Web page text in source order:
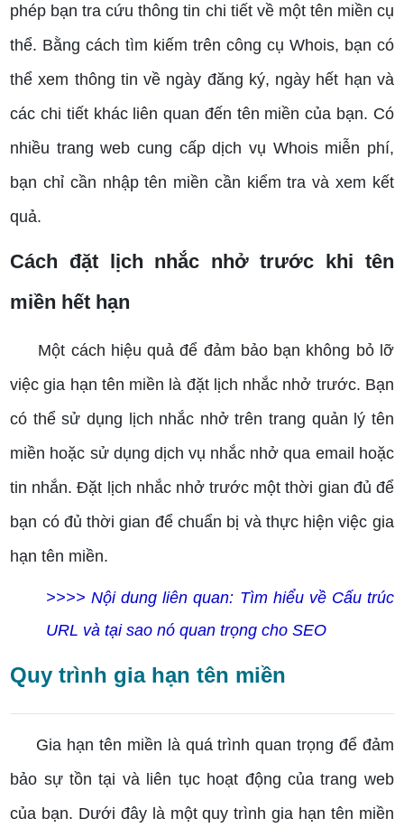
phép bạn tra cứu thông tin chi tiết về một tên miền cụ
thể. Bằng cách tìm kiếm trên công cụ Whois, bạn có
thể xem thông tin về ngày đăng ký, ngày hết hạn và
các chi tiết khác liên quan đến tên miền của bạn. Có
nhiều trang web cung cấp dịch vụ Whois miễn phí,
bạn chỉ cần nhập tên miền cần kiểm tra và xem kết
quả.
Cách đặt lịch nhắc nhở trước khi tên
miền hết hạn
Một cách hiệu quả để đảm bảo bạn không bỏ lỡ
việc gia hạn tên miền là đặt lịch nhắc nhở trước. Bạn
có thể sử dụng lịch nhắc nhở trên trang quản lý tên
miền hoặc sử dụng dịch vụ nhắc nhở qua email hoặc
tin nhắn. Đặt lịch nhắc nhở trước một thời gian đủ để
bạn có đủ thời gian để chuẩn bị và thực hiện việc gia
hạn tên miền.
>>>> Nội dung liên quan: Tìm hiểu về Cấu trúc
URL và tại sao nó quan trọng cho SEO
Quy trình gia hạn tên miền
Gia hạn tên miền là quá trình quan trọng để đảm
bảo sự tồn tại và liên tục hoạt động của trang web
của bạn. Dưới đây là một quy trình gia hạn tên miền